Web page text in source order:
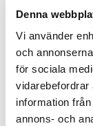
Denna
Vi använder
och
för sociala
vidarebefordrar
information
annons- och
Lagerstatus
Artikelnr